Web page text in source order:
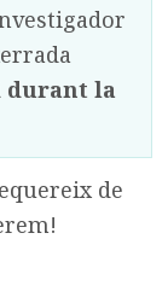
durant la
de